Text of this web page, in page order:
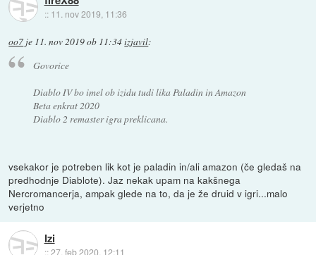
:: 11. nov 2019, 11:36
oo7 je 11. nov 2019 ob 11:34izjavil:
Govorice
Diablo IV bo imel ob izidu tudi lika Paladin in Amazon
Beta enkrat 2020
Diablo 2 remaster igra preklicana.
vsekakor je potreben lik kot je paladin in/ali amazon (če gledaš na
predhodnje Diablote). Jaz nekak upam na kakšnega
Nercromancerja, ampak glede na to, da je že druid v igri...malo
verjetno
Izi
::27. feb 2020, 12:11